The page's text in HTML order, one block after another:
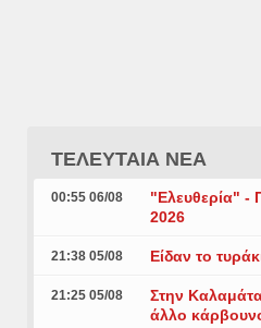
ΤΕΛΕΥΤΑΙΑ ΝΕΑ
00:55 06/08
"Ελευθερία" -
2026
21:38 05/08 Είδαν το
21:25 05/08
Στην
άλλο